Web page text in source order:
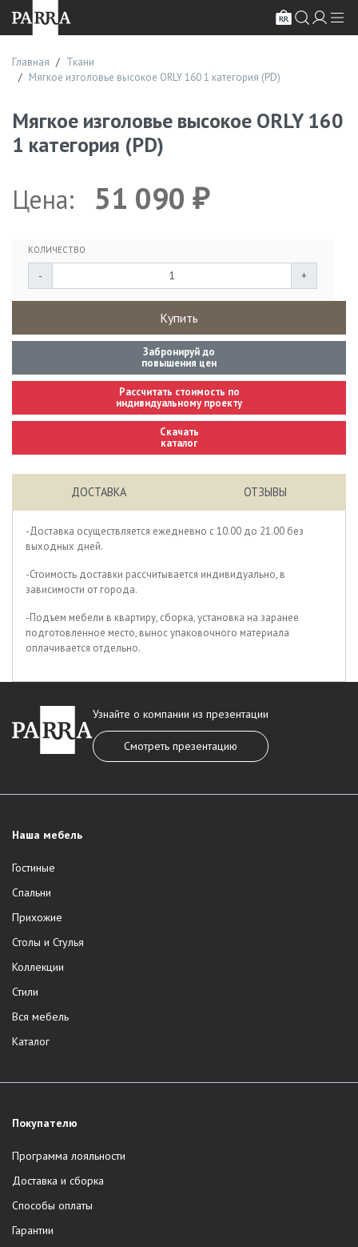
Главная
Ткани
Мягкое изголовье высокое ORLY 160 1 категория (PD)
Мягкое изголовье высокое ORLY 160
1 категория (PD)
Цена: 51 090 ₽
КОЛИЧЕСТВО
- +
Купить
Забронируй до
повышения цен
Расcчитать стоимость по
индивидуальному проекту
Скачать
каталог
ДОСТАВКА ОТЗЫВЫ
-Доставка осуществляется ежедневно с 10.00 до 21.00 без
выходных дней.
-Стоимость доставки рассчитывается индивидуально, в
зависимости от города.
-Подъем мебели в квартиру, сборка, установка на заранее
подготовленное место, вынос упаковочного материала
оплачивается отдельно.
Наша мебель
Гостиные
Спальни
Прихожие
Столы и Стулья
Коллекции
Стили
Вся мебель
Каталог
Покупателю
Программа лояльности
Доставка и сборка
Способы оплаты
Гарантии
Узнайте о компании из презентации
Смотреть презентацию